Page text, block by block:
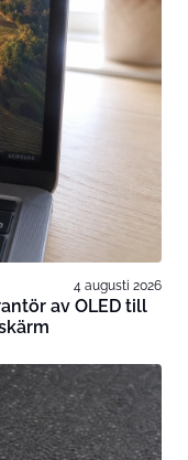
4 augusti 2026
av OLED till